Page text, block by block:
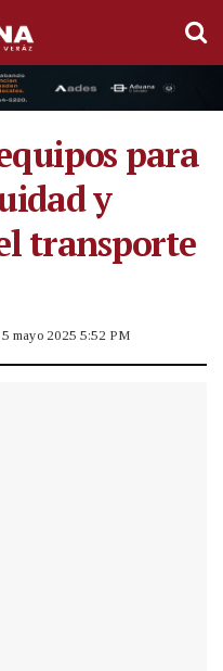
para
y
transporte
5 mayo 2025 5:52 PM